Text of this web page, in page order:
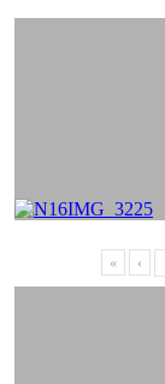
« ‹